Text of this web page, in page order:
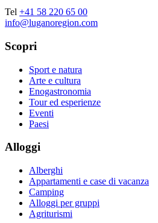
Tel +41 58 220 65 00
info@luganoregion.com
Scopri
Sport e natura
Arte e cultura
Enogastronomia
Tour ed esperienze
Eventi
Paesi
Alloggi
Alberghi
Appartamenti e case di vacanza
Camping
Alloggi per gruppi
Agriturismi